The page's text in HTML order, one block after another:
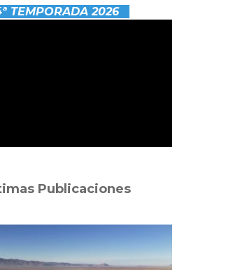
TEMPORADA 2026
Publicaciones